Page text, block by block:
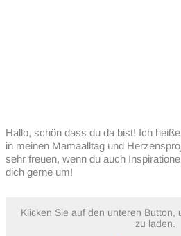
Hallo, schön dass du da bist! Ich
in meinen Mamaalltag und
sehr freuen, wenn du auch
dich gerne um!
Klicken Sie auf den unteren Button,
zu laden.